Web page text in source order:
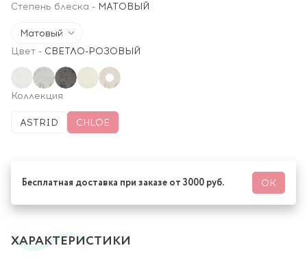
Степень блеска - МАТОВЫЙ
Матовый
Цвет - СВЕТЛО-РОЗОВЫЙ
Коллекция
ASTRID CHLOE
Бесплатная доставка при заказе от 3000 руб. ОК
ХАРАКТЕРИСТИКИ